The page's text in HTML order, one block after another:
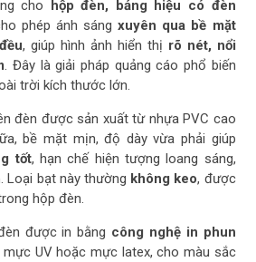
cho hộp đèn, bảng hiệu có đèn
phép ánh sángxuyên qua bề mặt
, giúp hình ảnh hiển thị rõ nét, nổi
. Đây là giải pháp quảng cáo phổ biến
trời kích thước lớn.
đèn được sản xuất từ nhựa PVC cao
bề mặt mịn, độ dày vừa phải giúp
tốt, hạn chế hiện tượng loang sáng,
Loại bạt này thường không keo, được
hộp đèn.
được in bằng công nghệ in phun
UV hoặc mực latex, cho màu sắc